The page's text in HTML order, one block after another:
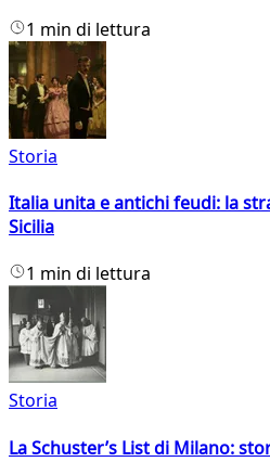
1 min di lettura
Storia
Italia unita e antichi feudi: la
Sicilia
1 min di lettura
Storia
La Schuster’s List di Milano: